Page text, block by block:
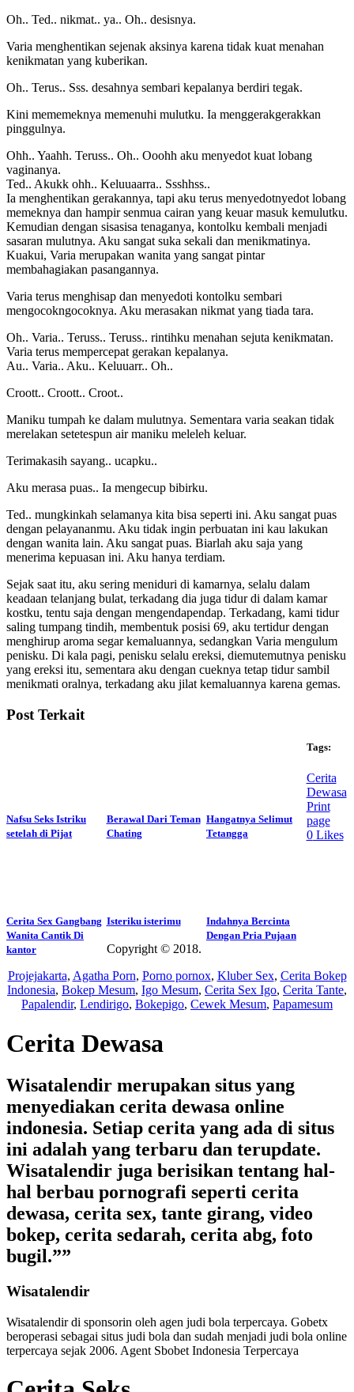
Oh.. Ted.. nikmat.. ya.. Oh.. desisnya.
Varia menghentikan sejenak aksinya karena tidak kuat menahan
kenikmatan yang kuberikan.
Oh.. Terus.. Sss. desahnya sembari kepalanya berdiri tegak.
Kini mememeknya memenuhi mulutku. Ia menggerakgerakkan
pinggulnya.
Ohh.. Yaahh. Teruss.. Oh.. Ooohh aku menyedot kuat lobang
vaginanya.
Ted.. Akukk ohh.. Keluuaarra.. Ssshhss..
Ia menghentikan gerakannya, tapi aku terus menyedotnyedot lobang
memeknya dan hampir senmua cairan yang keuar masuk kemulutku.
Kemudian dengan sisasisa tenaganya, kontolku kembali menjadi
sasaran mulutnya. Aku sangat suka sekali dan menikmatinya.
Kuakui, Varia merupakan wanita yang sangat pintar
membahagiakan pasangannya.
Varia terus menghisap dan menyedoti kontolku sembari
mengocokngocoknya. Aku merasakan nikmat yang tiada tara.
Oh.. Varia.. Teruss.. Teruss.. rintihku menahan sejuta kenikmatan.
Varia terus mempercepat gerakan kepalanya.
Au.. Varia.. Aku.. Keluuarr.. Oh..
Croott.. Croott.. Croot..
Maniku tumpah ke dalam mulutnya. Sementara varia seakan tidak
merelakan setetespun air maniku meleleh keluar.
Terimakasih sayang.. ucapku..
Aku merasa puas.. Ia mengecup bibirku.
Ted.. mungkinkah selamanya kita bisa seperti ini. Aku sangat puas
dengan pelayananmu. Aku tidak ingin perbuatan ini kau lakukan
dengan wanita lain. Aku sangat puas. Biarlah aku saja yang
menerima kepuasan ini. Aku hanya terdiam.
Sejak saat itu, aku sering meniduri di kamarnya, selalu dalam
keadaan telanjang bulat, terkadang dia juga tidur di dalam kamar
kostku, tentu saja dengan mengendapendap. Terkadang, kami tidur
saling tumpang tindih, membentuk posisi 69, aku tertidur dengan
menghirup aroma segar kemaluannya, sedangkan Varia mengulum
penisku. Di kala pagi, penisku selalu ereksi, diemutemutnya penisku
yang ereksi itu, sementara aku dengan cueknya tetap tidur sambil
menikmati oralnya, terkadang aku jilat kemaluannya karena gemas.
Post Terkait
Nafsu Seks Istriku
setelah di Pijat
Berawal Dari Teman
Chating
Hangatnya Selimut
Tetangga
Cerita Sex Gangbang
Wanita Cantik Di
kantor
Isteriku isterimu
Indahnya Bercinta
Dengan Pria Pujaan
Tags:
Cerita
Dewasa
Print
page
0Likes
Copyright © 2018.
Projejakarta, Agatha Porn, Porno pornox, Kluber Sex, Cerita Bokep
Indonesia, Bokep Mesum, Igo Mesum, Cerita Sex Igo, Cerita Tante,
Papalendir, Lendirigo, Bokepigo, Cewek Mesum, Papamesum
Cerita Dewasa
Wisatalendir merupakan situs yang
menyediakan cerita dewasa online
indonesia. Setiap cerita yang ada di situs
ini adalah yang terbaru dan terupdate.
Wisatalendir juga berisikan tentang hal-
hal berbau pornografi seperti cerita
dewasa, cerita sex, tante girang, video
bokep, cerita sedarah, cerita abg, foto
bugil.””
Wisatalendir
Wisatalendir di sponsorin oleh agen judi bola terpercaya. Gobetx
beroperasi sebagai situs judi bola dan sudah menjadi judi bola online
terpercaya sejak 2006. Agent Sbobet Indonesia Terpercaya